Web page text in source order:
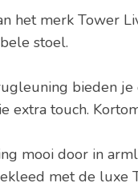
het merk Tower
stoel.
bieden
extra touch.
mooi door in
met de luxe